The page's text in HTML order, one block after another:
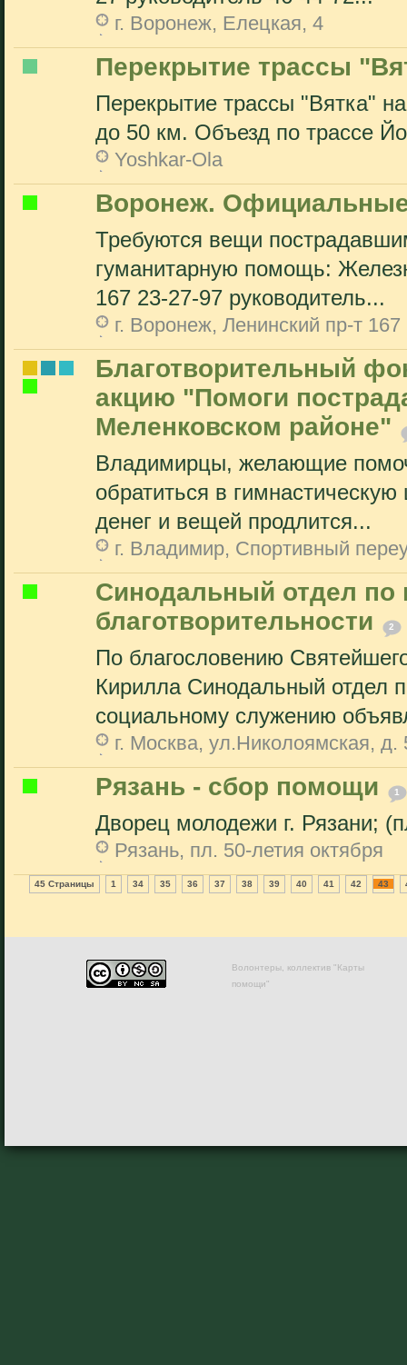
г. Воронеж, Елецкая, 4
Перекрытие трассы
Перекрытие трассы "Вятка"
до 50 км. Объезд по трассе
Yoshkar-Ola
Воронеж.
Требуются вещи
гуманитарную помощь:
167 23-27-97 руководитель...
г. Воронеж, Ленинский пр-т 167
Благотворительный
акцию "Помоги
Меленковском районе"
Владимирцы, желающие
обратиться в
денег и вещей продлится...
г. Владимир, Спортивный
Cинодальный отдел по
благотворительности
2
По благословению
Кирилла Синодальный отдел
социальному служению
г. Москва, ул.Николоямская, д.
Рязань - сбор помощи 1
Дворец молодежи г. Рязани;
Рязань, пл. 50-летия октября
45 Страницы 1 34 35 36 37 38 39 40 41 42 43
Волонтеры, коллектив "Карты
помощи"